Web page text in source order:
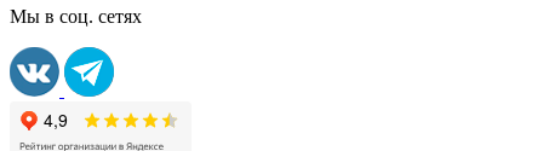
Мы в соц. сетях